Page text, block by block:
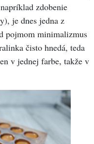
zdobenie
je dnes jedna z
pojmom minimalizmus
čisto hnedá, teda
v jednej farbe, takže v